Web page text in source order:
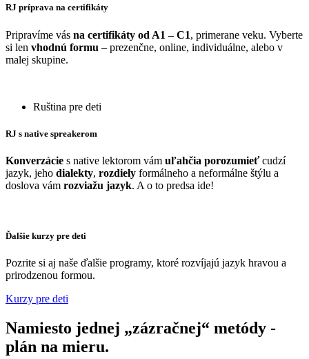
RJ príprava na certifikáty
Pripravíme vás na certifikáty od A1 – C1, primerane veku. Vyberte
si len vhodnú formu – prezenčne, online, individuálne, alebo v
malej skupine.
Ruština pre deti
RJ s native spreakerom
Konverzácie s native lektorom vám uľahčia porozumieťcudzí
jazyk, jeho dialekty, rozdiely formálneho a neformálne štýlu a
doslova vám rozviažu jazyk. A o to predsa ide!
Ďalšie kurzy pre deti
Pozrite si aj naše ďalšie programy, ktoré rozvíjajú jazyk hravou a
prirodzenou formou.
Kurzy pre deti
Namiesto jednej „zázračnej“ metódy -
plán na mieru.